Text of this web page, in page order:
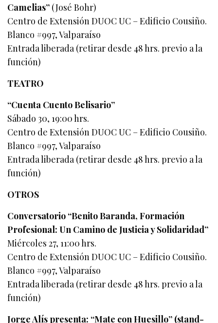
Camelias” (José Bohr)
Centro de Extensión DUOC UC – Edificio Cousiño.
Blanco #997, Valparaíso
Entrada liberada (retirar desde 48 hrs. previo a la
función)
TEATRO
“Cuenta Cuento Belisario”
Sábado 30, 19:00 hrs.
Centro de Extensión DUOC UC – Edificio Cousiño.
Blanco #997, Valparaíso
Entrada liberada (retirar desde 48 hrs. previo a la
función)
OTROS
Conversatorio “Benito Baranda, Formación
Profesional: Un Camino de Justicia y Solidaridad”
Miércoles 27, 11:00 hrs.
Centro de Extensión DUOC UC – Edificio Cousiño.
Blanco #997, Valparaíso
Entrada liberada (retirar desde 48 hrs. previo a la
función)
Jorge Alís presenta: “Mate con Huesillo” (stand-